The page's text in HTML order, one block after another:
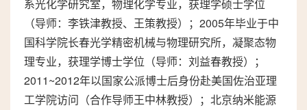
系光化学研究室，物理化学专业，获理学硕士学位
（导师：李铁津教授、王策教授）；2005年毕业于中
国科学院长春光学精密机械与物理研究所，凝聚态物
理专业，获理学博士学位（导师：刘益春教授）；
2011~2012年以国家公派博士后身份赴美国佐治亚理
工学院访问（合作导师王中林教授）；北京纳米能源